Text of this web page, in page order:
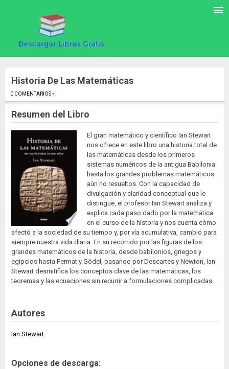
Historia De Las Matemáticas
0 COMENTARIOS ».
Resumen del Libro
El gran matemático y científico Ian Stewart
nos ofrece en este libro una historia total de
las matemáticas desde los primeros
sistemas numéricos de la antigua Babilonia
hasta los grandes problemas matemáticos
aún no resueltos. Con la capacidad de
divulgación y claridad conceptual que le
distingue, el profesor Ian Stewart analiza y
explica cada paso dado por la matemática
en el curso de la historia y nos cuenta cómo
afectó a la sociedad de su tiempo y, por vía acumulativa, cambió para
siempre nuestra vida diaria. En su recorrido por las figuras de los
grandes matemáticos de la historia, desde babilonios, griegos y
egipcios hasta Fermat y Gödel, pasando por Descartes y Newton, Ian
Stewart desmitifica los conceptos clave de las matemáticas, los
teoremas y las ecuaciones sin recurrir a formulaciones complicadas.
Autores
Ian Stewart
Opciones de descarga: